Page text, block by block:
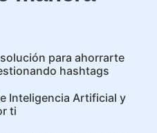
para ahorrarte
hashtags
Inteligencia Artificial y
ti